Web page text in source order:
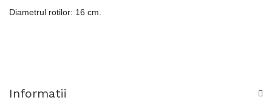
Diametrul rotilor: 16 cm.
Informatii